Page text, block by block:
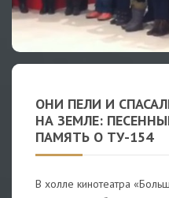
ОНИ ПЕЛИ И
НА ЗЕМЛЕ:
ПАМЯТЬ О ТУ-154
В холле кинотеатра